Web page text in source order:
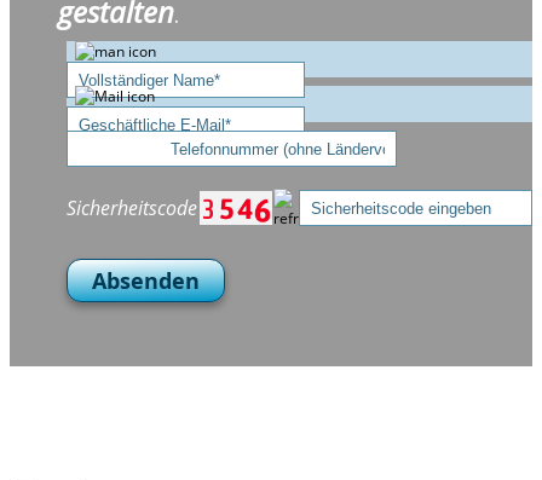
gestalten.
Sicherheitscode
Absenden